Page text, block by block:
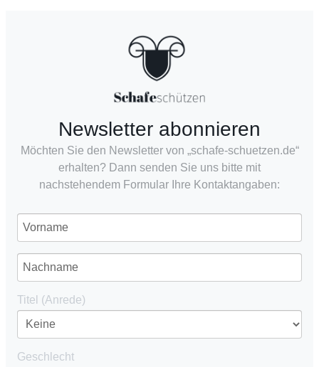
Newsletter abonnieren
Möchten Sie den Newsletter von „schafe-schuetzen.de“
erhalten? Dann senden Sie uns bitte mit
nachstehendem Formular Ihre Kontaktangaben:
Titel (Anrede)
Geschlecht